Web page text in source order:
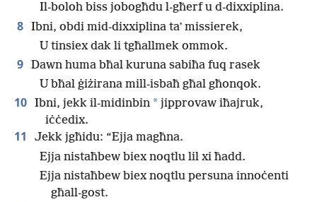
Il-boloh biss jobogħdu l-għerf u d-dixxiplina.
8 Ibni, obdi mid-dixxiplina taʼ missierek,
U tinsiex dak li tgħallmek ommok.
9 Dawn huma bħal kuruna sabiħa fuq rasek
U bħal ġiżirana mill-isbaħ għal għonqok.
10 Ibni, jekk il-midinbin * jipprovaw iħajruk,
iċċedix.
11
Jekk jgħidu: “Ejja magħna.
Ejja nistaħbew biex noqtlu lil xi ħadd.
Ejja nistaħbew biex noqtlu persuna innoċenti
għall-gost.